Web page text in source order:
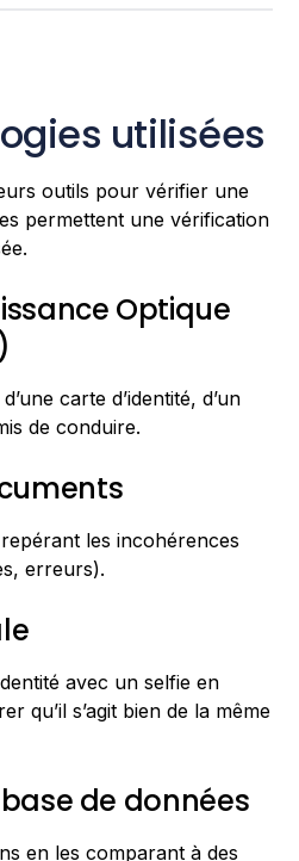
utilisées
outils pour vérifier une
permettent une vérification
Optique
carte d’identité, d’un
de conduire.
les incohérences
erreurs).
avec un selfie en
qu’il s’agit bien de la même
de données
en les comparant à des